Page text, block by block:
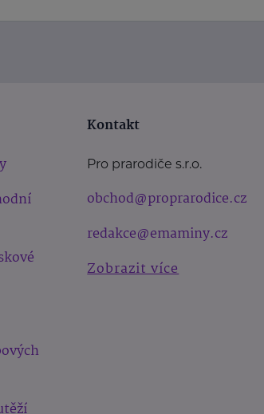
Kontakt
Pro prarodiče s.r.o.
obchod@proprarodice.cz
redakce@emaminy.cz
Zobrazit více